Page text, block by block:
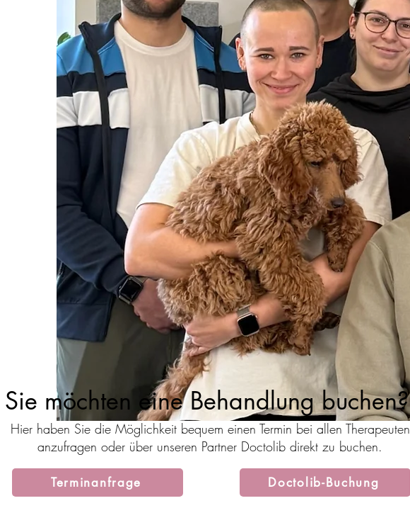
Sie möchten eine Behandlung buchen?
Hier haben Sie die Möglichkeit bequem einen Termin bei allen Therapeuten
anzufragen oder über unseren Partner Doctolib direkt zu buchen.
Terminanfrage Doctolib-Buchung